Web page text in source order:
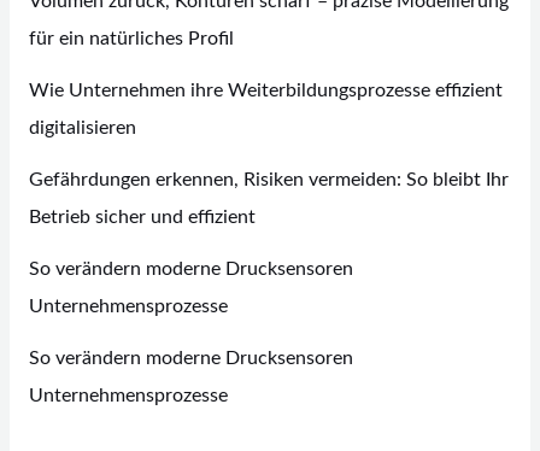
für ein natürliches Profil
Wie Unternehmen ihre Weiterbildungsprozesse effizient
digitalisieren
Gefährdungen erkennen, Risiken vermeiden: So bleibt Ihr
Betrieb sicher und effizient
So verändern moderne Drucksensoren
Unternehmensprozesse
So verändern moderne Drucksensoren
Unternehmensprozesse